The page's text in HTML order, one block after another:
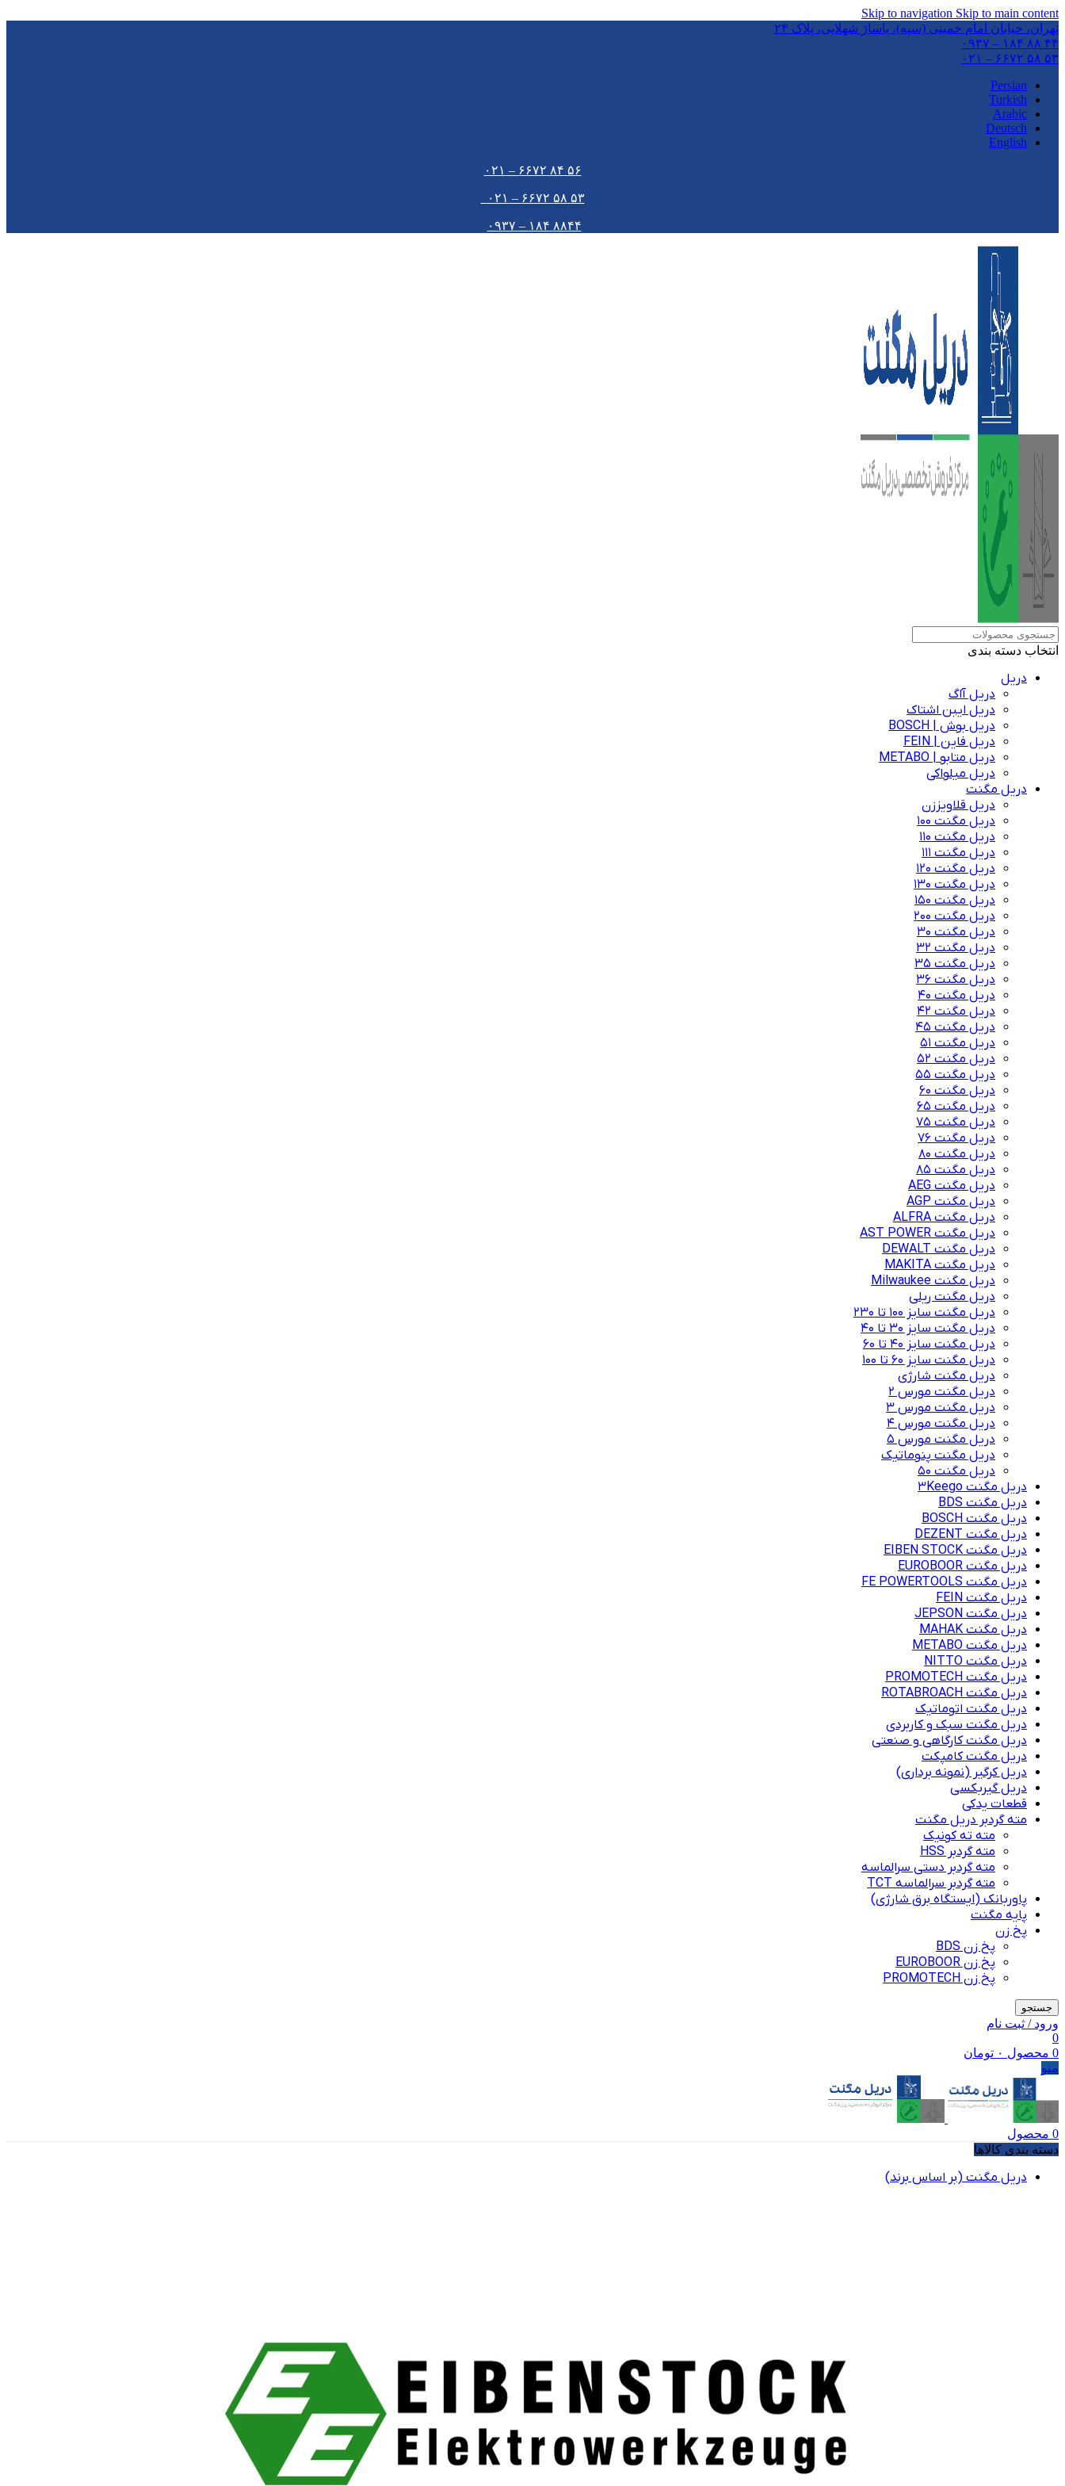
Skip to navigation Skip to main content
تهران،‌ خیابان امام خمینی (سپه)، پاساژ شهلایی، پلاک ۲۴
۴۴ ۸۸ ۱۸۴ – ۰۹۳۷
۵۳ ۵۸ ۶۶۷۲ – ۰۲۱
Persian
Turkish
Arabic
Deutsch
English
۵۶ ۸۴ ۶۶۷۲ – ۰۲۱
۵۳ ۵۸ ۶۶۷۲ – ۰۲۱
۸۸۴۴ ۱۸۴ – ۰۹۳۷
انتخاب دسته بندی
دریل
دریل آاگ
دریل ایبن اشتاک
دریل بوش | BOSCH
دریل فاین | FEIN
دریل متابو | METABO
دریل میلواکی
دریل مگنت
دریل قلاویززن
دریل مگنت 100
دریل مگنت 110
دریل مگنت 111
دریل مگنت 120
دریل مگنت 130
دریل مگنت 150
دریل مگنت 200
دریل مگنت 30
دریل مگنت 32
دریل مگنت 35
دریل مگنت 36
دریل مگنت 40
دریل مگنت 42
دریل مگنت 45
دریل مگنت 51
دریل مگنت 52
دریل مگنت 55
دریل مگنت 60
دریل مگنت 65
دریل مگنت 75
دریل مگنت 76
دریل مگنت 80
دریل مگنت 85
دریل مگنت AEG
دریل مگنت AGP
دریل مگنت ALFRA
دریل مگنت AST POWER
دریل مگنت DEWALT
دریل مگنت MAKITA
دریل مگنت Milwaukee
دریل مگنت ریلی
دریل مگنت سایز 100 تا 230
دریل مگنت سایز 30 تا 40
دریل مگنت سایز 40 تا 60
دریل مگنت سایز 60 تا 100
دریل مگنت شارژی
دریل مگنت مورس 2
دریل مگنت مورس 3
دریل مگنت مورس 4
دریل مگنت مورس 5
دریل مگنت پنوماتیک
دریل مگنت ۵۰
دریل مگنت 3Keego
دریل مگنت BDS
دریل مگنت BOSCH
دریل مگنت DEZENT
دریل مگنت EIBEN STOCK
دریل مگنت EUROBOOR
دریل مگنت FE POWERTOOLS
دریل مگنت FEIN
دریل مگنت JEPSON
دریل مگنت MAHAK
دریل مگنت METABO
دریل مگنت NITTO
دریل مگنت PROMOTECH
دریل مگنت ROTABROACH
دریل مگنت اتوماتیک
دریل مگنت سبک و کاربردی
دریل مگنت کارگاهی و صنعتی
دریل مگنت کامپکت
دریل کرگیر (نمونه برداری)
دریل گیربکسی
قطعات یدکی
مته گردبر دریل مگنت
مته ته کونیک
مته گردبر HSS
مته گردبر دستی سرالماسه
مته گردبر سرالماسه TCT
پاوربانک (ایستگاه برق شارژی)
پایه مگنت
پخ زن
پخ زن BDS
پخ زن EUROBOOR
پخ زن PROMOTECH
جستجو
ورود / ثبت نام
0
0 محصول ۰ تومان
منو
0 محصول
دسته بندی کالاها
دریل مگنت (بر اساس برند)